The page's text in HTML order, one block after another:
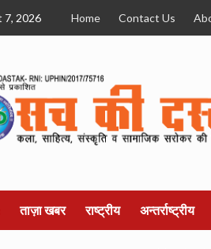
7, 2026 Home Contact Us
ताज़ा खबर राष्ट्रीय अन्तर्राष्ट्रीय